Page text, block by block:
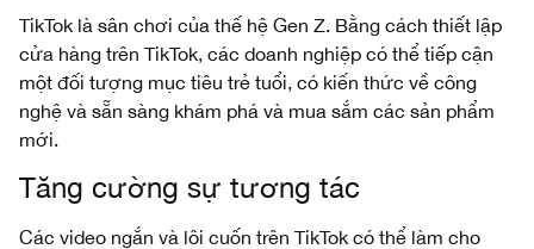
TikTok là sân chơi của thế hệ Gen Z. Bằng cách thiết lập
cửa hàng trên TikTok, các doanh nghiệp có thể tiếp cận
một đối tượng mục tiêu trẻ tuổi, có kiến thức về công
nghệ và sẵn sàng khám phá và mua sắm các sản phẩm
mới.
Tăng cường sự tương tác
Các video ngắn và lôi cuốn trên TikTok có thể làm cho